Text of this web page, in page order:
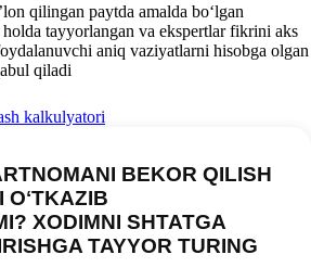
qilingan paytda amalda boʻlgan
tayyorlangan va ekspertlar fikrini aks
aniq vaziyatlarni hisobga olgan
qiladi
BEKOR QILISH
OʻTKAZIB
XODIMNI SHTATGA
TAYYOR TURING